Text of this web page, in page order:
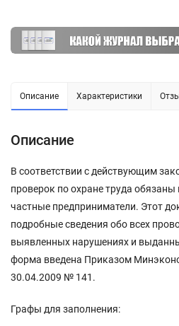
Описание Характеристики
Описание
В соответствии с действующим
проверок по охране труда
частные предприниматели. Этот
подробные сведения обо всех
выявленных нарушениях и
форма введена Приказом
30.04.2009 № 141.
Графы для заполнения: